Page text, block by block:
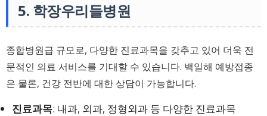
5. 학장우리들병원
종합병원급 규모로, 다양한 진료과목을 갖추고 있어 더욱 전
문적인 의료 서비스를 기대할 수 있습니다. 백일해 예방접종
은 물론, 건강 전반에 대한 상담이 가능합니다.
진료과목: 내과, 외과, 정형외과 등 다양한 진료과목